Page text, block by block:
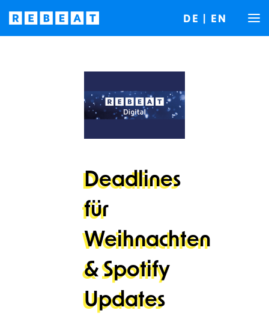
Deadlines
für
Weihnachten
& Spotify
Updates
DE | EN